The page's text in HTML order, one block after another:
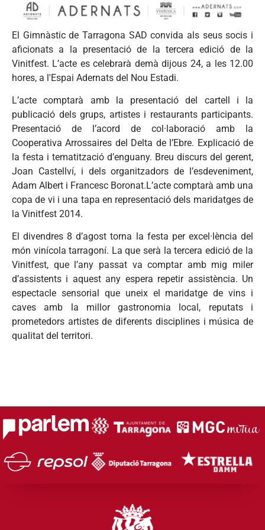
El Gimnàstic de Tarragona SAD convida als seus socis i
aficionats a la presentació de la tercera edició de la
Vinitfest. L’acte es celebrarà demà dijous 24, a les 12.00
hores, a l'Espai Adernats del Nou Estadi.
L’acte comptarà amb la presentació del cartell i la
publicació dels grups, artistes i restaurants participants.
Presentació de l’acord de col·laboració amb la
Cooperativa Arrossaires del Delta de l’Ebre. Explicació de
la festa i tematització d’enguany. Breu discurs del gerent,
Joan Castellví, i dels organitzadors de l’esdeveniment,
Adam Albert i Francesc Boronat.L’acte comptarà amb una
copa de vi i una tapa en representació dels maridatges de
la Vinitfest 2014.
El divendres 8 d’agost torna la festa per excel·lència del
món vinícola tarragoní. La que serà la tercera edició de la
Vinitfest, que l’any passat va comptar amb mig miler
d’assistents i aquest any espera repetir assistència. Un
espectacle sensorial que uneix el maridatge de vins i
caves amb la millor gastronomia local, reputats i
prometedors artistes de diferents disciplines i música de
qualitat del territori.